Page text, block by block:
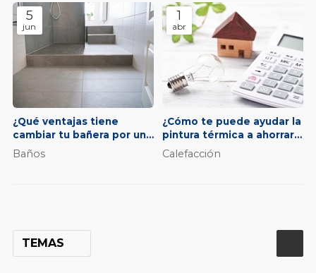
TEMAS
5
jun
¿Qué ventajas tiene
cambiar tu bañera por un
plato de ducha?
Baños
1
abr
¿Cómo te puede ayudar la
pintura térmica a ahorrar
en tus facturas?
Calefacción